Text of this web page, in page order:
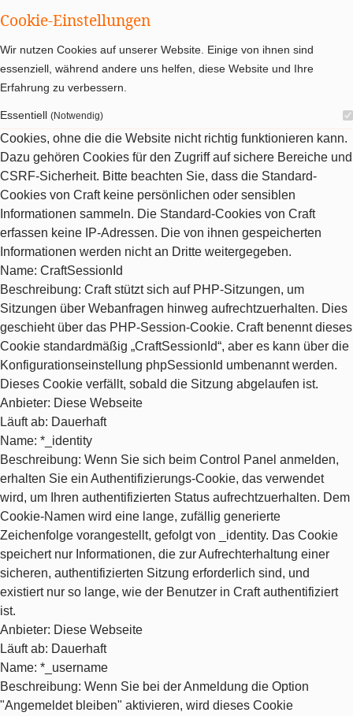
Cookie-Einstellungen
Wir nutzen Cookies auf unserer Website. Einige von ihnen sind
essenziell, während andere uns helfen, diese Website und Ihre
Erfahrung zu verbessern.
Essentiell (Notwendig)
Cookies, ohne die die Website nicht richtig funktionieren kann.
Dazu gehören Cookies für den Zugriff auf sichere Bereiche und
CSRF-Sicherheit. Bitte beachten Sie, dass die Standard-
Cookies von Craft keine persönlichen oder sensiblen
Informationen sammeln. Die Standard-Cookies von Craft
erfassen keine IP-Adressen. Die von ihnen gespeicherten
Informationen werden nicht an Dritte weitergegeben.
Name: CraftSessionId
Beschreibung: Craft stützt sich auf PHP-Sitzungen, um
Sitzungen über Webanfragen hinweg aufrechtzuerhalten. Dies
geschieht über das PHP-Session-Cookie. Craft benennt dieses
Cookie standardmäßig „CraftSessionId“, aber es kann über die
Konfigurationseinstellung phpSessionId umbenannt werden.
Dieses Cookie verfällt, sobald die Sitzung abgelaufen ist.
Anbieter: Diese Webseite
Läuft ab: Dauerhaft
Name: *_identity
Beschreibung: Wenn Sie sich beim Control Panel anmelden,
erhalten Sie ein Authentifizierungs-Cookie, das verwendet
wird, um Ihren authentifizierten Status aufrechtzuerhalten. Dem
Cookie-Namen wird eine lange, zufällig generierte
Zeichenfolge vorangestellt, gefolgt von _identity. Das Cookie
speichert nur Informationen, die zur Aufrechterhaltung einer
sicheren, authentifizierten Sitzung erforderlich sind, und
existiert nur so lange, wie der Benutzer in Craft authentifiziert
ist.
Anbieter: Diese Webseite
Läuft ab: Dauerhaft
Name: *_username
Beschreibung: Wenn Sie bei der Anmeldung die Option
"Angemeldet bleiben" aktivieren, wird dieses Cookie